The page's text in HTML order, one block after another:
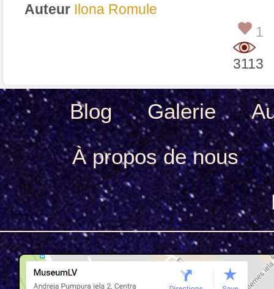
Auteur Ilona Romule
1
3113
Blog Galerie
À propos de nous